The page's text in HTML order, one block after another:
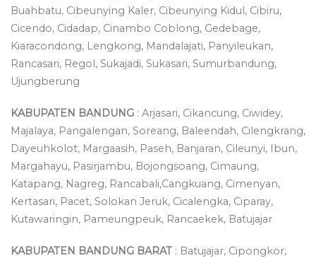
Buahbatu, Cibeunying Kaler, Cibeunying Kidul, Cibiru,
Cicendo, Cidadap, Cinambo Coblong, Gedebage,
Kiaracondong, Lengkong, Mandalajati, Panyileukan,
Rancasari, Regol, Sukajadi, Sukasari, Sumurbandung,
Ujungberung
KABUPATEN BANDUNG : Arjasari, Cikancung, Ciwidey,
Majalaya, Pangalengan, Soreang, Baleendah, Cilengkrang,
Dayeuhkolot, Margaasih, Paseh, Banjaran, Cileunyi, Ibun,
Margahayu, Pasirjambu, Bojongsoang, Cimaung,
Katapang, Nagreg, Rancabali,Cangkuang, Cimenyan,
Kertasari, Pacet, Solokan Jeruk, Cicalengka, Ciparay,
Kutawaringin, Pameungpeuk, Rancaekek, Batujajar
KABUPATEN BANDUNG BARAT : Batujajar, Cipongkor,